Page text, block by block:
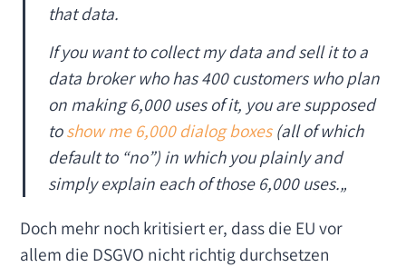
that data.
If you want to collect my data and sell it to a
data broker who has 400 customers who plan
on making 6,000 uses of it, you are supposed
toshow me 6,000 dialog boxes(all of which
default to “no”) in which you plainly and
simply explain each of those 6,000 uses.„
Doch mehr noch kritisiert er, dass die EU vor
allem die DSGVO nicht richtig durchsetzen